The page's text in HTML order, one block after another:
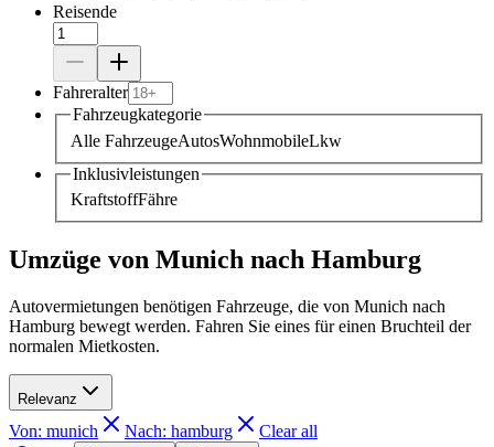
Reisende
Fahreralter
Fahrzeugkategorie
Alle FahrzeugeAutosWohnmobileLkw
Inklusivleistungen
KraftstoffFähre
Umzüge von Munich nach Hamburg
Autovermietungen benötigen Fahrzeuge, die von Munich nach
Hamburg bewegt werden. Fahren Sie eines für einen Bruchteil der
normalen Mietkosten.
Relevanz
Von: munich Nach: hamburg
Clear all